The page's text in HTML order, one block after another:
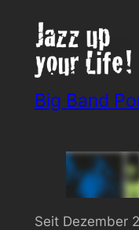
Inhalt
springen
Big Band
Seit Dezember